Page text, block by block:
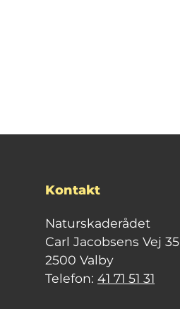
Kontakt
Naturskaderådet
Carl Jacobsens Vej 35
2500 Valby
Telefon: 41 71 51 31